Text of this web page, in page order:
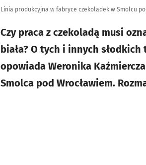
Linia produkcyjna w fabryce czekoladek w Smolcu
Czy praca z czekoladą musi
biała? O tych i innych
opowiada Weronika
Smolca pod Wrocławiem.